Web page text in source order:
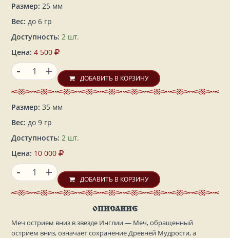
Размер: 25 мм
Вес: до 6 гр
Доступность: 2 шт.
Цена: 4 500
+
- ДОБАВИТЬ В КОРЗИНУ
Размер: 35 мм
Вес: до 9 гр
Доступность: 2 шт.
Цена: 10 000
+
- ДОБАВИТЬ В КОРЗИНУ
ОПИСАНИЕ
Меч острием вниз в звезде Инглии — Меч, обращенный
острием вниз, означает сохранение Древней Мудрости, а